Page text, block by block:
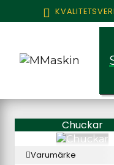
Chuckar
Varumärke